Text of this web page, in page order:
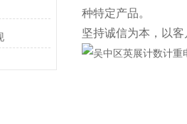
种特定产品。
坚持诚信为本，以